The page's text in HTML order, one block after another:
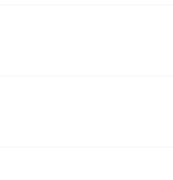
跳ね上げ式アームレスト 3Dヘッドレスト ハン
ー付き コンパクト 幅52×奥行58.5×高さ84～